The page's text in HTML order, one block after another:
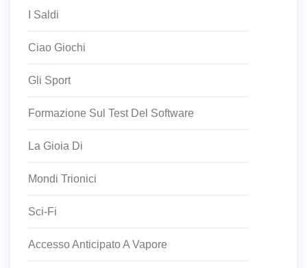
I Saldi
Ciao Giochi
Gli Sport
Formazione Sul Test Del Software
La Gioia Di
Mondi Trionici
Sci-Fi
Accesso Anticipato A Vapore